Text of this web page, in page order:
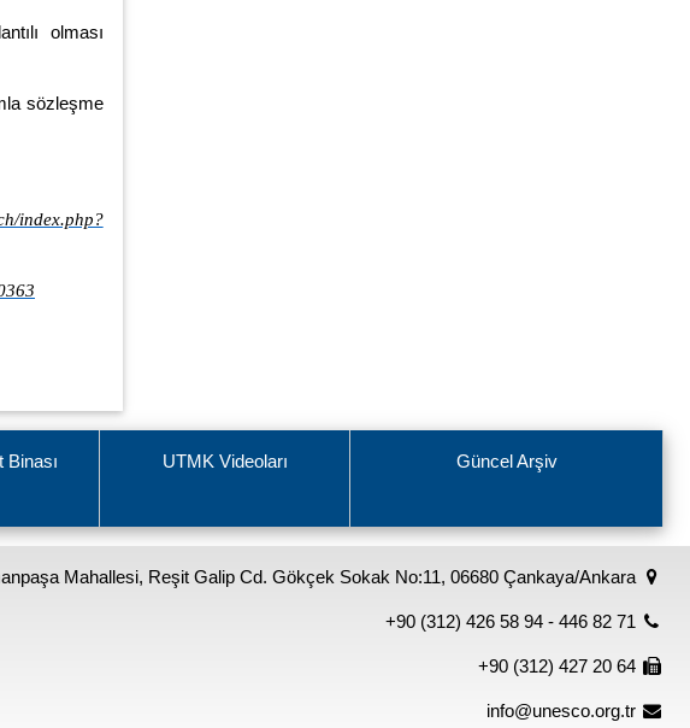
olması
sözleşme
index.php?
UTMK Videoları Güncel Arşiv
Mahallesi, Reşit Galip Cd. Gökçek Sokak No:11, 06680 Çankaya/Ankara
+90 (312) 426 58 94 - 446 82 71
+90 (312) 427 20 64
info@unesco.org.tr